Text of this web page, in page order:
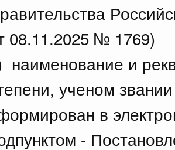
08.11.2025 № 1769)
наименование и
ученом
в
-